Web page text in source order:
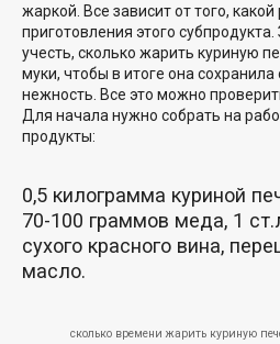
жаркой. Все зависит от того,
приготовления этого
учесть, сколько жарить куриную
муки, чтобы в итоге она сохранила
нежность. Все это можно
Для начала нужно собрать на
продукты:
0,5 килограмма куриной
70-100 граммов меда, 1
сухого красного вина,
масло.
сколько времени жарить куриную